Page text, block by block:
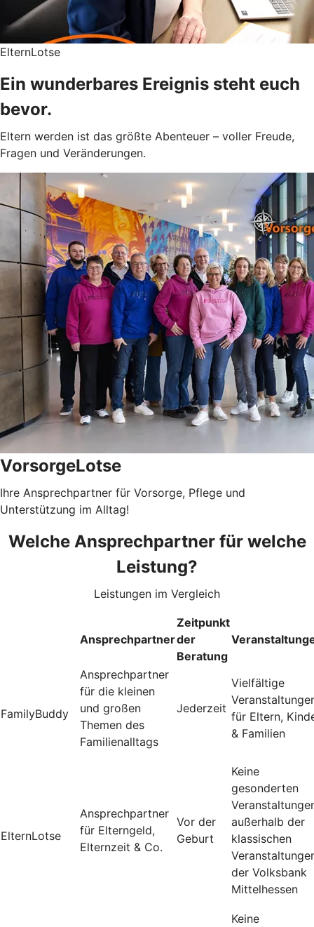
ElternLotse
Ein wunderbares Ereignis steht euch
bevor.
Eltern werden ist das größte Abenteuer – voller Freude,
Fragen und Veränderungen.
VorsorgeLotse
Ihre Ansprechpartner für Vorsorge, Pflege und
Unterstützung im Alltag!
Welche Ansprechpartner für welche
Leistung?
Leistungen im Vergleich
Ansprechpartner
Zeitpunkt
der
Beratung
FamilyBuddy
Ansprechpartner
für die kleinen
und großen
Themen des
Familienalltags
Jederzeit
Vielfältige
für Eltern,
& Familien
ElternLotse
Ansprechpartner
für Elterngeld,
Elternzeit & Co.
Vor der
Geburt
Keine
gesonderten
außerhalb der
klassischen
der Volksbank
Mittelhessen
Keine